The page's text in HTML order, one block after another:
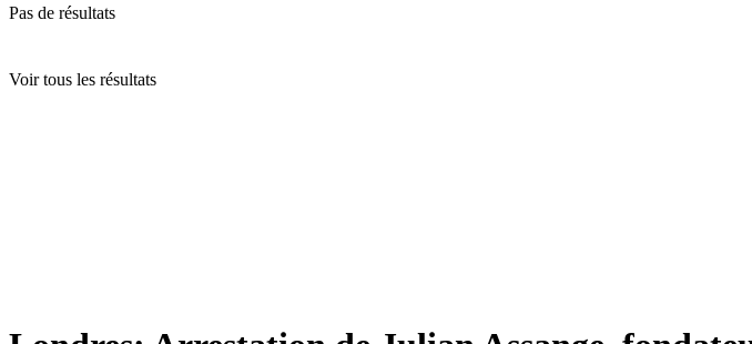
Pas de résultats
Voir tous les résultats